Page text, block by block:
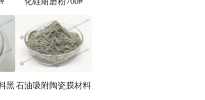
黑石油吸附陶瓷膜材料